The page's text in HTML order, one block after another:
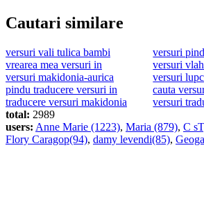
Cautari similare
versuri vali tulica bambi
versuri
vrearea mea versuri in
versuri
versuri makidonia-aurica
versuri
pindu traducere versuri in
cauta
traducere versuri makidonia
versuri
total: 2989
users: Anne Marie (1223), Maria (879), C
Flory Caragop(94), damy levendi(85),